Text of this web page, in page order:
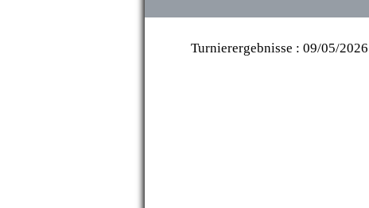
Turnierergebnisse :09/05/